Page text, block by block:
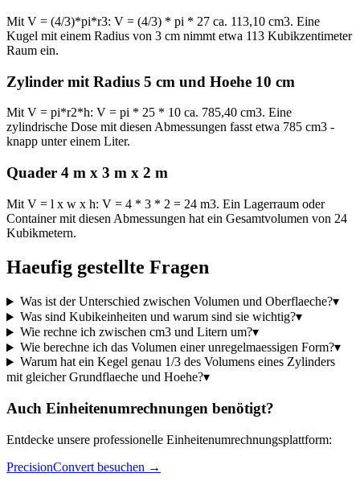
Mit V = (4/3)*pi*r3: V = (4/3) * pi * 27 ca. 113,10 cm3. Eine
Kugel mit einem Radius von 3 cm nimmt etwa 113 Kubikzentimeter
Raum ein.
Zylinder mit Radius 5 cm und Hoehe 10 cm
Mit V = pi*r2*h: V = pi * 25 * 10 ca. 785,40 cm3. Eine
zylindrische Dose mit diesen Abmessungen fasst etwa 785 cm3 -
knapp unter einem Liter.
Quader 4 m x 3 m x 2 m
Mit V = l x w x h: V = 4 * 3 * 2 = 24 m3. Ein Lagerraum oder
Container mit diesen Abmessungen hat ein Gesamtvolumen von 24
Kubikmetern.
Haeufig gestellte Fragen
Was ist der Unterschied zwischen Volumen und Oberflaeche?▾
Was sind Kubikeinheiten und warum sind sie wichtig?▾
Wie rechne ich zwischen cm3 und Litern um?▾
Wie berechne ich das Volumen einer unregelmaessigen Form?▾
Warum hat ein Kegel genau 1/3 des Volumens eines Zylinders
mit gleicher Grundflaeche und Hoehe?▾
Auch Einheitenumrechnungen benötigt?
Entdecke unsere professionelle Einheitenumrechnungsplattform:
PrecisionConvert besuchen →